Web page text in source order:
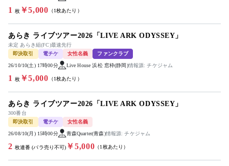
1 枚￥5,000 （1枚あたり）
あらき ライブツアー2026「LIVE ARK ODYSSEY」
未定 あらき組(FC)最速先行
即決取引
電チケ 女性名義 ファンクラブ
26/10/10(土) 17時00分 Live House 浜松 窓枠(静岡)情報源: チケジャム
1 枚￥5,000 （1枚あたり）
あらき ライブツアー2026「LIVE ARK ODYSSEY」
300番台
即決取引
電チケ 女性名義
26/08/10(月) 15時00分 青森Quarter(青森)情報源: チケジャム
2 枚連番 (バラ売り不可) ￥5,000 （1枚あたり）